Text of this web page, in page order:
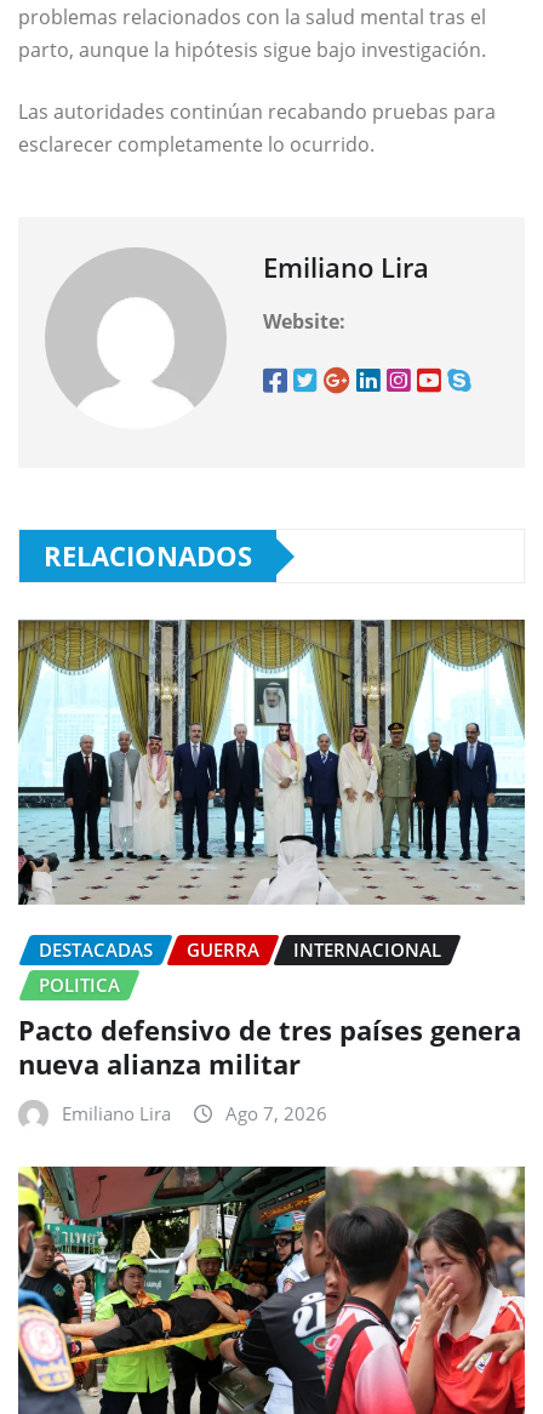
problemas relacionados con la salud mental tras el
parto, aunque la hipótesis sigue bajo investigación.
Las autoridades continúan recabando pruebas para
esclarecer completamente lo ocurrido.
Emiliano Lira
Website:
RELACIONADOS
DESTACADAS GUERRA
INTERNACIONAL
POLITICA
Pacto defensivo de tres países genera
nueva alianza militar
Emiliano Lira Ago 7, 2026